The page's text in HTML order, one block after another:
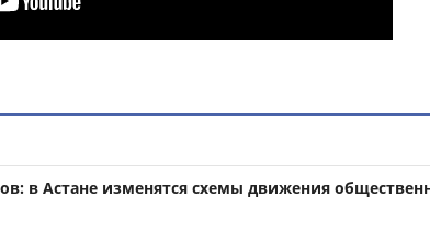
в Астане изменятся схемы движения